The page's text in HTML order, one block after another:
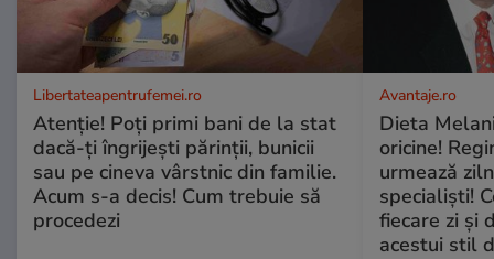
Libertateapentrufemei.ro
Atenție! Poți primi bani de la stat
dacă-ți îngrijești părinții, bunicii
sau pe cineva vârstnic din familie.
Acum s-a decis! Cum trebuie să
procedezi
Avantaje.ro
Dieta
oricine!
urmează
specialiști!
fiecare zi și
acestui stil